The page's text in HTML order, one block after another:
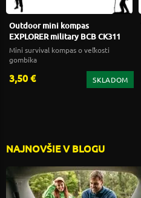
Outdoor mini kompas
EXPLORER military BCB CK311
Mini survival kompas o veľkosti
gombíka
3,50 € SKLADOM
NAJNOVŠIE V BLOGU